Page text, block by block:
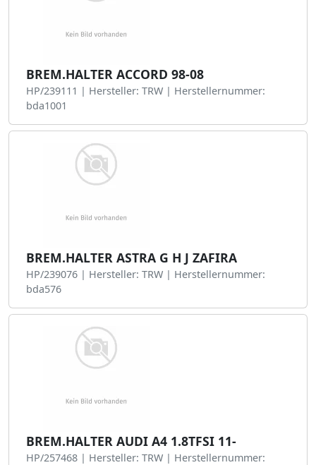
BREM.HALTER ACCORD 98-08
HP/239111 | Hersteller: TRW | Herstellernummer:
bda1001
BREM.HALTER ASTRA G H J ZAFIRA
HP/239076 | Hersteller: TRW | Herstellernummer:
bda576
BREM.HALTER AUDI A4 1.8TFSI 11-
HP/257468 | Hersteller: TRW | Herstellernummer: